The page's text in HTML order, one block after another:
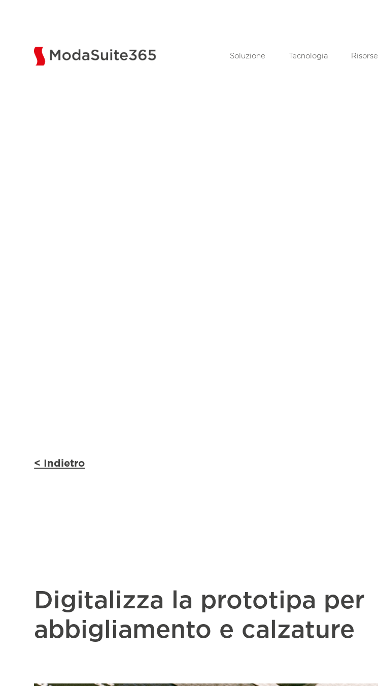
Soluzione Tecnologia Risorse
< Indietro
Digitalizza la prototipa per
abbigliamento e calzature